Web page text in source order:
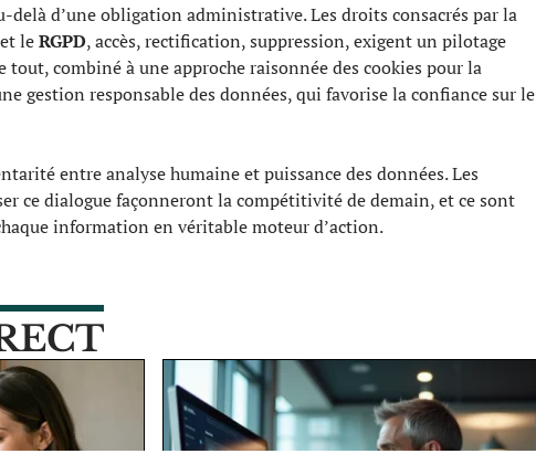
delà d’une obligation administrative. Les droits consacrés par la
et leRGPD, accès, rectification, suppression, exigent un pilotage
combiné à une approche raisonnée des cookies pour la
gestion responsable des données, qui favorise la confiance sur le
entre analyse humaine et puissance des données. Les
ce dialogue façonneront la compétitivité de demain, et ce sont
information en véritable moteur d’action.